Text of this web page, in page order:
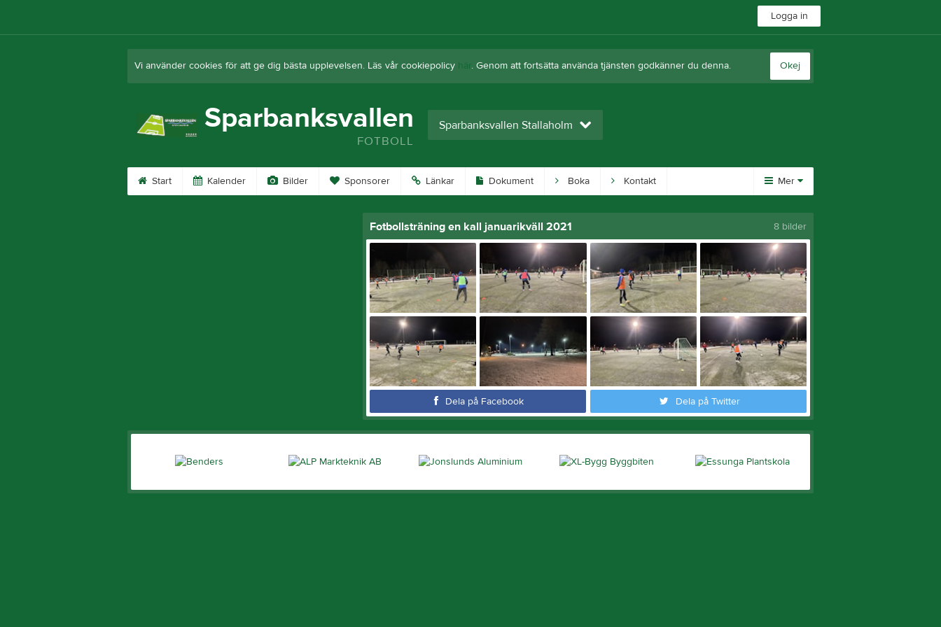
Logga in
Vi använder cookies för att ge dig bästa upplevelsen. Läs vår cookiepolicy här. Genom att fortsätta använda tjänsten godkänner du denna. Okej
Sparbanksvallen
FOTBOLL
Sparbanksvallen Stallaholm
Start Kalender Bilder Sponsorer Länkar Dokument Boka Kontakt Mer
Fotbollsträning en kall januarikväll 2021 8 bilder
Dela på Facebook Dela på Twitter